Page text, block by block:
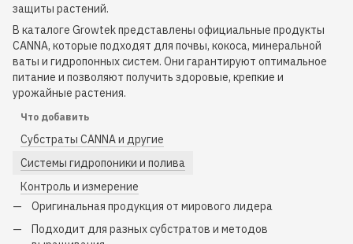
защиты растений.
В каталоге Growtek представлены официальные продукты
CANNA, которые подходят для почвы, кокоса, минеральной
ваты и гидропонных систем. Они гарантируют оптимальное
питание и позволяют получить здоровые, крепкие и
урожайные растения.
Что добавить
Субстраты CANNA и другие
Системы гидропоники и полива
Контроль и измерение
Оригинальная продукция от мирового лидера
Подходит для разных субстратов и методов